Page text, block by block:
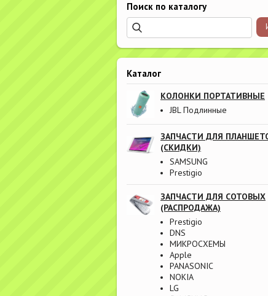
Поиск по каталогу
Каталог
КОЛОНКИ ПОРТАТИВНЫЕ
JBL Подлинные
ЗАПЧАСТИ ДЛЯ
(СКИДКИ)
SAMSUNG
Prestigio
ЗАПЧАСТИ ДЛЯ СОТОВЫХ
(РАСПРОДАЖА)
Prestigio
DNS
МИКРОСХЕМЫ
Apple
PANASONIC
NOKIA
LG